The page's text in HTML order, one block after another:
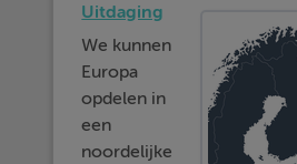
Uitdaging
We kunnen
Europa
opdelen in
een
noordelijke